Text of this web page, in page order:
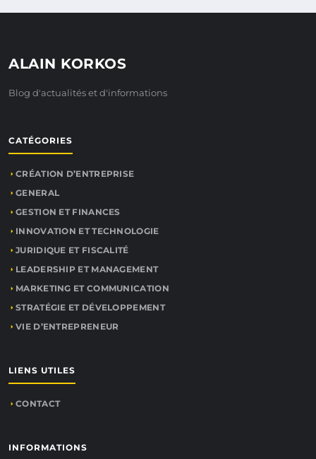
ALAIN KORKOS
Blog d'actualités et d'informations
CATÉGORIES
CRÉATION D’ENTREPRISE
GENERAL
GESTION ET FINANCES
INNOVATION ET TECHNOLOGIE
JURIDIQUE ET FISCALITÉ
LEADERSHIP ET MANAGEMENT
MARKETING ET COMMUNICATION
STRATÉGIE ET DÉVELOPPEMENT
VIE D’ENTREPRENEUR
LIENS UTILES
CONTACT
INFORMATIONS